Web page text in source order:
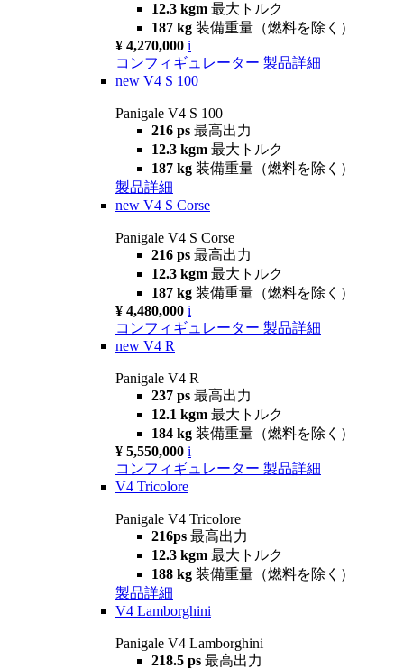
12.3 kgm 最大トルク
187 kg 装備重量（燃料を除く）
¥ 4,270,000 i
コンフィギュレーター 製品詳細
new V4 S 100
Panigale V4 S 100
216 ps 最高出力
12.3 kgm 最大トルク
187 kg 装備重量（燃料を除く）
製品詳細
new V4 S Corse
Panigale V4 S Corse
216 ps 最高出力
12.3 kgm 最大トルク
187 kg 装備重量（燃料を除く）
¥ 4,480,000 i
コンフィギュレーター 製品詳細
new V4 R
Panigale V4 R
237 ps 最高出力
12.1 kgm 最大トルク
184 kg 装備重量（燃料を除く）
¥ 5,550,000 i
コンフィギュレーター 製品詳細
V4 Tricolore
Panigale V4 Tricolore
216ps 最高出力
12.3 kgm 最大トルク
188 kg 装備重量（燃料を除く）
製品詳細
V4 Lamborghini
Panigale V4 Lamborghini
218.5 ps 最高出力